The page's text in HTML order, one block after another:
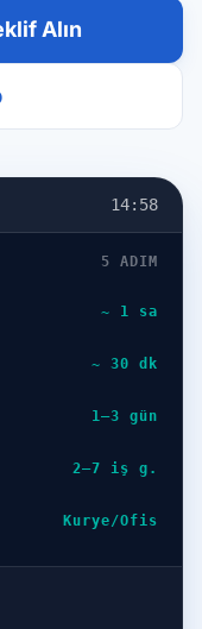
Alın
14:58
5 ADIM
~ 1 sa
~ 30 dk
1–3 gün
2–7 iş g.
Kurye/Ofis